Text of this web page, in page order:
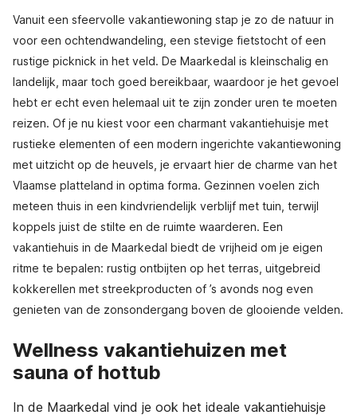
Vanuit een sfeervolle vakantiewoning stap je zo de natuur in
voor een ochtendwandeling, een stevige fietstocht of een
rustige picknick in het veld. De Maarkedal is kleinschalig en
landelijk, maar toch goed bereikbaar, waardoor je het gevoel
hebt er echt even helemaal uit te zijn zonder uren te moeten
reizen. Of je nu kiest voor een charmant vakantiehuisje met
rustieke elementen of een modern ingerichte vakantiewoning
met uitzicht op de heuvels, je ervaart hier de charme van het
Vlaamse platteland in optima forma. Gezinnen voelen zich
meteen thuis in een kindvriendelijk verblijf met tuin, terwijl
koppels juist de stilte en de ruimte waarderen. Een
vakantiehuis in de Maarkedal biedt de vrijheid om je eigen
ritme te bepalen: rustig ontbijten op het terras, uitgebreid
kokkerellen met streekproducten of ’s avonds nog even
genieten van de zonsondergang boven de glooiende velden.
Wellness vakantiehuizen met
sauna of hottub
In de Maarkedal vind je ook het ideale vakantiehuisje